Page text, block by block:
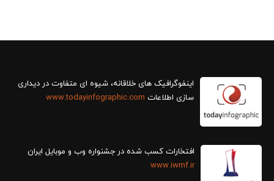
سازی اطلاعات www.todayinfographic.com
افتخارات کسب شده در جشنواره وب و موبایل ایران
www.iwmf.ir